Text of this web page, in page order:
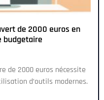
de 2000 euros en
budgetaire
de 2000 euros nécessite
d’outils modernes.